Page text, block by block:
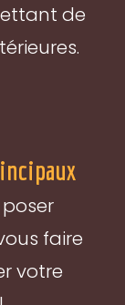
de
faire
votre